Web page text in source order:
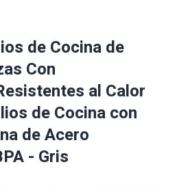
de Cocina de
Con
al Calor
de Cocina con
de Acero
- Gris